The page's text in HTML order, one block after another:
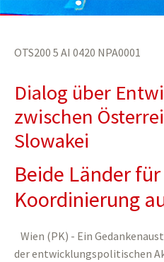
OTS200 5 AI 0420
Dialog über
zwischen
Slowakei
Beide Länder
Koordinierung
Wien (PK) - Ein
der entwicklungspolitischen